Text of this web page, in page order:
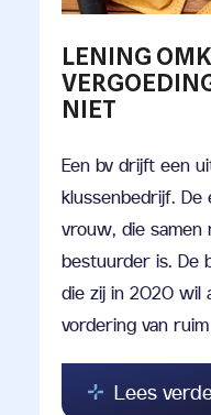
LENING
NIET
Een bv drijft een
klussenbedrijf. De
vrouw, die
bestuurder is. De
die zij in 2020 wil
vordering van
Lees